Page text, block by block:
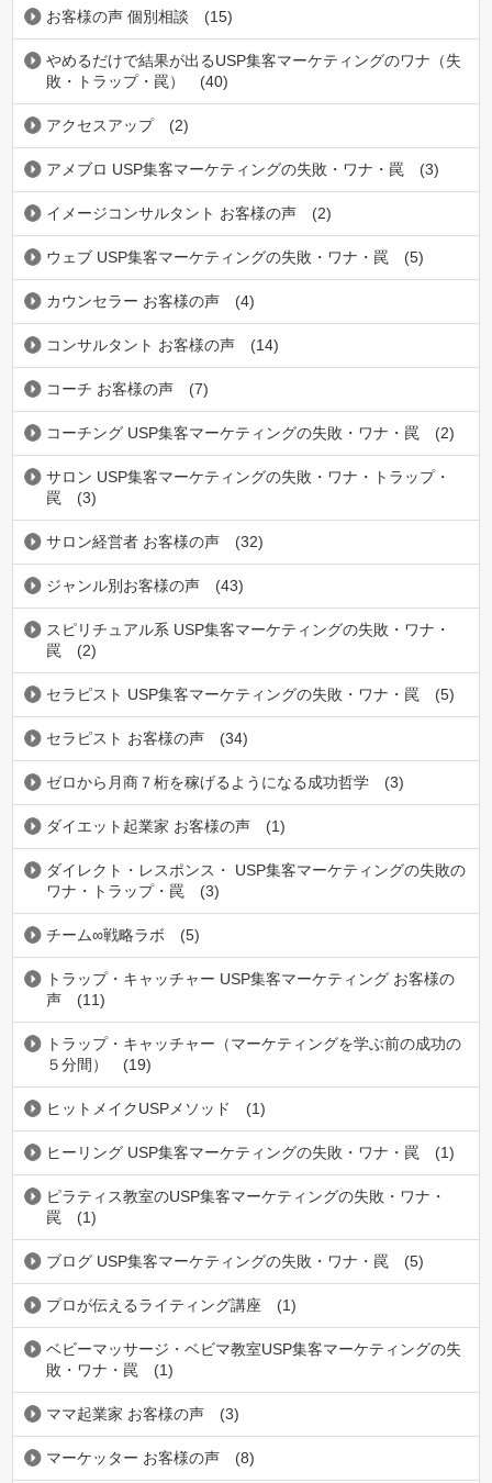
お客様の声 個別相談 (15)
やめるだけで結果が出るUSP集客マーケティングのワナ（失
敗・トラップ・罠）
(40)
アクセスアップ (2)
アメブロ USP集客マーケティングの失敗・ワナ・罠 (3)
イメージコンサルタント お客様の声 (2)
ウェブ USP集客マーケティングの失敗・ワナ・罠 (5)
カウンセラー お客様の声 (4)
コンサルタント お客様の声 (14)
コーチ お客様の声 (7)
コーチング USP集客マーケティングの失敗・ワナ・罠 (2)
サロン USP集客マーケティングの失敗・ワナ・トラップ・
罠
(3)
サロン経営者 お客様の声 (32)
ジャンル別お客様の声 (43)
スピリチュアル系 USP集客マーケティングの失敗・ワナ・
罠
(2)
セラピスト USP集客マーケティングの失敗・ワナ・罠 (5)
セラピスト お客様の声 (34)
ゼロから月商７桁を稼げるようになる成功哲学 (3)
ダイエット起業家 お客様の声 (1)
ダイレクト・レスポンス・ USP集客マーケティングの失敗の
ワナ・トラップ・罠
(3)
チーム∞戦略ラボ (5)
トラップ・キャッチャー USP集客マーケティング お客様の
声
(11)
トラップ・キャッチャー（マーケティングを学ぶ前の成功の
５分間）
(19)
ヒットメイクUSPメソッド (1)
ヒーリング USP集客マーケティングの失敗・ワナ・罠 (1)
ピラティス教室のUSP集客マーケティングの失敗・ワナ・
罠
(1)
ブログ USP集客マーケティングの失敗・ワナ・罠 (5)
プロが伝えるライティング講座 (1)
ベビーマッサージ・ベビマ教室USP集客マーケティングの失
敗・ワナ・罠
(1)
ママ起業家 お客様の声 (3)
マーケッター お客様の声 (8)